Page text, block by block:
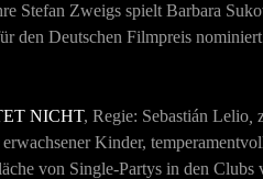
Stefan Zweigs spielt Barbara
den Deutschen Filmpreis
NICHT, Regie: Sebastián Lelio
Kinder,
von Single-Partys in den